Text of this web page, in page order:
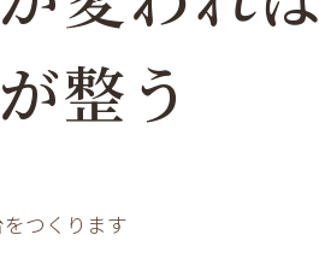
整う
つくります